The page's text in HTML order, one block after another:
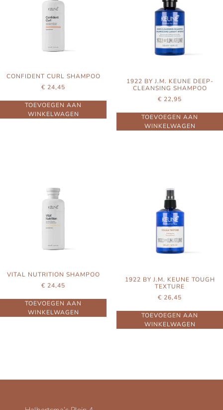
CONFIDENT CURL SHAMPOO
€ 24,45
TOEVOEGEN AAN
WINKELWAGEN
1922 BY J.M. KEUNE DEEP-
CLEANSING SHAMPOO
€ 22,95
TOEVOEGEN AAN
WINKELWAGEN
VITAL NUTRITION SHAMPOO
€ 24,45
TOEVOEGEN AAN
WINKELWAGEN
1922 BY J.M. KEUNE TOUGH
TEXTURE
€ 26,45
TOEVOEGEN AAN
WINKELWAGEN